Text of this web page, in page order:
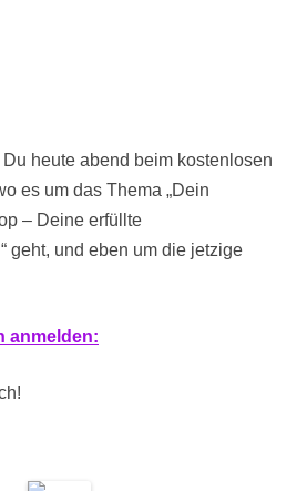
Du heute abend beim kostenlosen
es um das Thema „Dein
– Deine erfüllte
geht, und eben um die jetzige
anmelden: